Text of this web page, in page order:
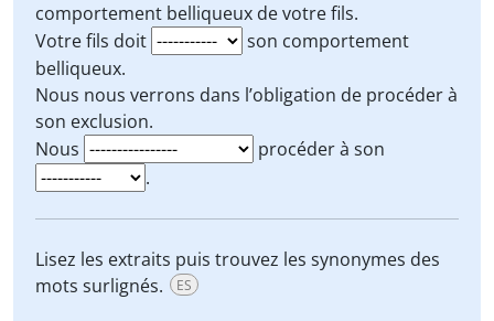
comportement belliqueux de votre fils.
Votre fils doit
son comportement
belliqueux.
Nous nous verrons dans l’obligation de procéder à
son exclusion.
Nous
procéder à son
.
Lisez les extraits puis trouvez les synonymes des
mots surlignés.
ES